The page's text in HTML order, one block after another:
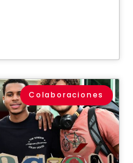
Colaboraciones